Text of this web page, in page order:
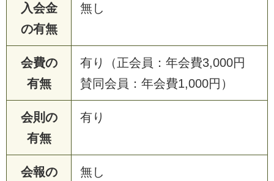
入会金
の有無
無し
会費の
有無
有り（正会員：年会費3,000円
賛同会員：年会費1,000円）
会則の
有無
有り
会報の 無し